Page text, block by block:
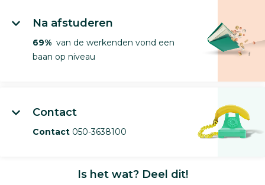
Na afstuderen
69% van de werkenden vond een
baan op niveau
Contact
Contact 050-3638100
Is het wat? Deel dit!